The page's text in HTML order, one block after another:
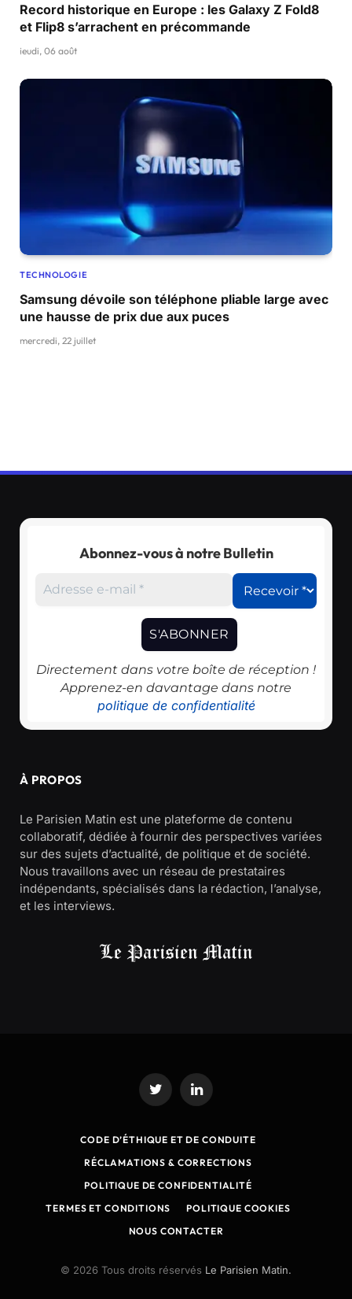
Record historique en Europe : les Galaxy Z Fold8
et Flip8 s’arrachent en précommande
jeudi, 06 août
TECHNOLOGIE
Samsung dévoile son téléphone pliable large avec
une hausse de prix due aux puces
mercredi, 22 juillet
Abonnez-vous à notre Bulletin
Directement dans votre boîte de réception !
Apprenez-en davantage dans notre
politique de confidentialité
À PROPOS
Le Parisien Matin est une plateforme de contenu
collaboratif, dédiée à fournir des perspectives variées
sur des sujets d’actualité, de politique et de société.
Nous travaillons avec un réseau de prestataires
indépendants, spécialisés dans la rédaction, l’analyse,
et les interviews.
Twitter LinkedIn
CODE D’ÉTHIQUE ET DE CONDUITE
RÉCLAMATIONS & CORRECTIONS
POLITIQUE DE CONFIDENTIALITÉ
TERMES ET CONDITIONS
POLITIQUE COOKIES
NOUS CONTACTER
© 2026 Tous droits réservés Le Parisien Matin.